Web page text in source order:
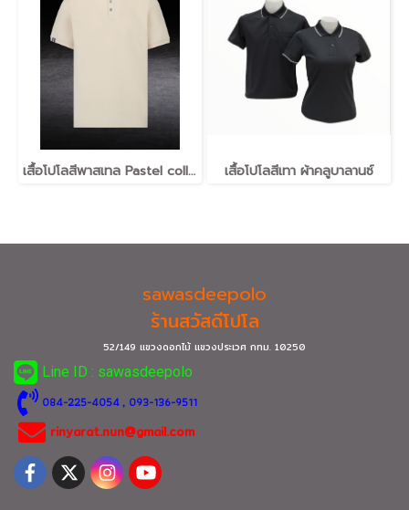
เสื้อโปโลสีพาสเทล Pastel collar shirt polo โปโลปกเชิ้ตพาสเทล เนื้อผ้า Air Feel เนื้อผ้านุ่ม แห้งไวระบายอากาศดีเยี่ยม ไม่เหนอะหนะ ไม่มีกลิ่นอับชื้น #เสื้อโปโลสีฟ้าอมเขียว #เสื้อโปโลสีฟ้าคราม #เสื้อโปโลสีครีม #เสื้อโปโลสีเบจ #เสื้อโปโลสีกากี #เสื้อโปโลสีกาก เสื้อโปโลสีเทา ผ้าคลูบาลานซ์
sawasdeepolo
ร้านสวัสดีโปโล
52/149 แขวงดอกไม้ แขวงประเวศ กทม. 10250
Line ID : sawasdeepolo
084-225-4054, 093-136-9511
rinyarat.nun@gmail.com